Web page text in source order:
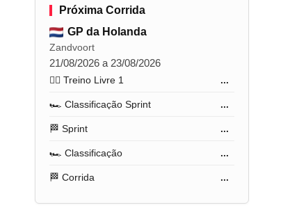
Próxima Corrida
GP da Holanda
Zandvoort
21/08/2026 a 23/08/2026
🏋️‍♂️ Treino Livre 1 ...
🏎️ Classificação Sprint ...
🏁 Sprint ...
🏎️ Classificação ...
🏁 Corrida ...